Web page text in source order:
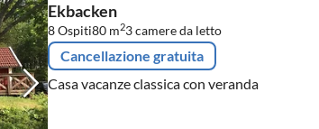
Ekbacken
8 Ospiti80 m23camere da letto
Cancellazione gratuita
Casa vacanze classica con veranda